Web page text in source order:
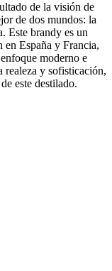
de la visión de
de dos mundos: la
Este brandy es un
en España y Francia,
moderno e
realeza y sofisticación,
este destilado.